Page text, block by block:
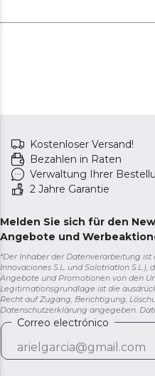
Kostenloser Versand!
Bezahlen in Raten
Verwaltung Ihrer
2 Jahre Garantie
Melden Sie sich für den
Angebote und
*Der Inhaber der Datenverarbeitung ist
Innovaciones S.L. und Solotriatlon
Angebote und Promotionen von den
Legitimationsgrundlage ist die
Recht auf Zugang, Berichtigung,
Datenschutzerklärung angegeben.
Correo electrónico